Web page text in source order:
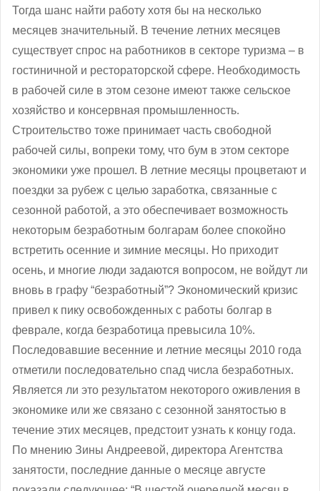
Тогда шанс найти работу хотя бы на несколько
месяцев значительный. В течение летних месяцев
существует спрос на работников в секторе туризма – в
гостиничной и рестораторской сфере. Необходимость
в рабочей силе в этом сезоне имеют также сельское
хозяйство и консервная промышленность.
Строительство тоже принимает часть свободной
рабочей силы, вопреки тому, что бум в этом секторе
экономики уже прошел. В летние месяцы процветают и
поездки за рубеж с целью заработка, связанные с
сезонной работой, а это обеспечивает возможность
некоторым безработным болгарам более спокойно
встретить осенние и зимние месяцы. Но приходит
осень, и многие люди задаются вопросом, не войдут ли
вновь в графу “безработный”? Экономический кризис
привел к пику освобожденных с работы болгар в
феврале, когда безработица превысила 10%.
Последовавшие весенние и летние месяцы 2010 года
отметили последовательно спад числа безработных.
Является ли это результатом некоторого оживления в
экономике или же связано с сезонной занятостью в
течение этих месяцев, предстоит узнать к концу года.
По мнению Зины Андреевой, директора Агентства
занятости, последние данные о месяце августе